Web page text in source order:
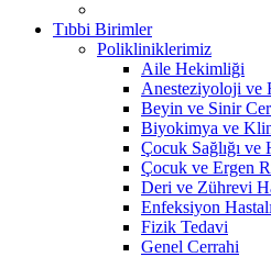
Tıbbi Birimler
Polikliniklerimiz
Aile Hekimliği
Anesteziyoloji ve
Beyin ve Sinir
Biyokimya ve
Çocuk Sağlığı ve
Çocuk ve Ergen
Deri ve Zührevi
Enfeksiyon
Fizik Tedavi
Genel Cerrahi